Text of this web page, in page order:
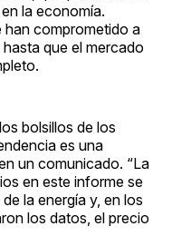
la economía.
han comprometido a
que el mercado
bolsillos de los
es una
un comunicado. “La
en este informe se
la energía y, en los
los datos, el precio